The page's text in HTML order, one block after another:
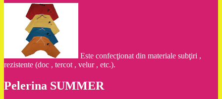
Este confecţionat din materiale subţiri ,
rezistente (doc , tercot , velur , etc.).
Pelerina SUMMER